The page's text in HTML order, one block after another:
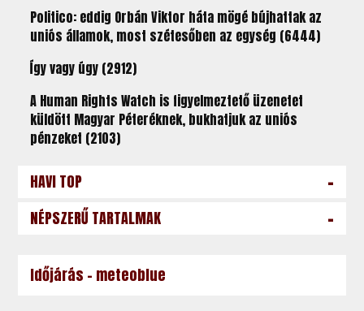
Politico: eddig Orbán Viktor háta mögé bújhattak az
uniós államok, most szétesőben az egység (6444)
Így vagy úgy (2912)
A Human Rights Watch is figyelmeztető üzenetet
küldött Magyar Péteréknek, bukhatjuk az uniós
pénzeket (2103)
HAVI TOP -
NÉPSZERŰ TARTALMAK -
Időjárás - meteoblue